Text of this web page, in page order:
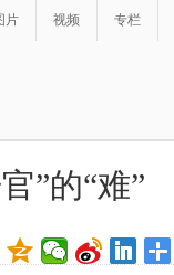
片 视频 专栏
”的“难”